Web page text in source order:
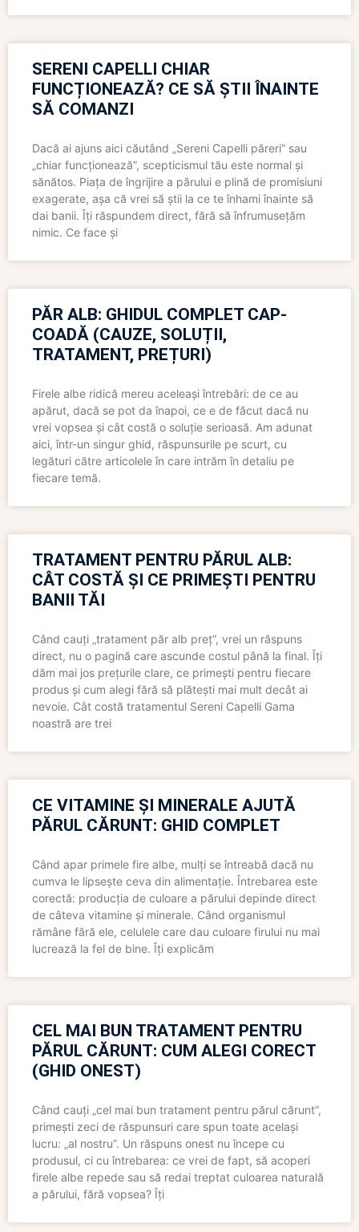
SERENI CAPELLI CHIAR
FUNCȚIONEAZĂ? CE SĂ ȘTII ÎNAINTE
SĂ COMANZI
Dacă ai ajuns aici căutând „Sereni Capelli păreri” sau
„chiar funcționează”, scepticismul tău este normal și
sănătos. Piața de îngrijire a părului e plină de promisiuni
exagerate, așa că vrei să știi la ce te înhami înainte să
dai banii. Îți răspundem direct, fără să înfrumusețăm
nimic. Ce face și
PĂR ALB: GHIDUL COMPLET CAP-
COADĂ (CAUZE, SOLUȚII,
TRATAMENT, PREȚURI)
Firele albe ridică mereu aceleași întrebări: de ce au
apărut, dacă se pot da înapoi, ce e de făcut dacă nu
vrei vopsea și cât costă o soluție serioasă. Am adunat
aici, într-un singur ghid, răspunsurile pe scurt, cu
legături către articolele în care intrăm în detaliu pe
fiecare temă.
TRATAMENT PENTRU PĂRUL ALB:
CÂT COSTĂ ȘI CE PRIMEȘTI PENTRU
BANII TĂI
Când cauți „tratament păr alb preț”, vrei un răspuns
direct, nu o pagină care ascunde costul până la final. Îți
dăm mai jos prețurile clare, ce primești pentru fiecare
produs și cum alegi fără să plătești mai mult decât ai
nevoie. Cât costă tratamentul Sereni Capelli Gama
noastră are trei
CE VITAMINE ȘI MINERALE AJUTĂ
PĂRUL CĂRUNT: GHID COMPLET
Când apar primele fire albe, mulți se întreabă dacă nu
cumva le lipsește ceva din alimentație. Întrebarea este
corectă: producția de culoare a părului depinde direct
de câteva vitamine și minerale. Când organismul
rămâne fără ele, celulele care dau culoare firului nu mai
lucrează la fel de bine. Îți explicăm
CEL MAI BUN TRATAMENT PENTRU
PĂRUL CĂRUNT: CUM ALEGI CORECT
(GHID ONEST)
Când cauți „cel mai bun tratament pentru părul cărunt”,
primești zeci de răspunsuri care spun toate același
lucru: „al nostru”. Un răspuns onest nu începe cu
produsul, ci cu întrebarea: ce vrei de fapt, să acoperi
firele albe repede sau să redai treptat culoarea naturală
a părului, fără vopsea? Îți